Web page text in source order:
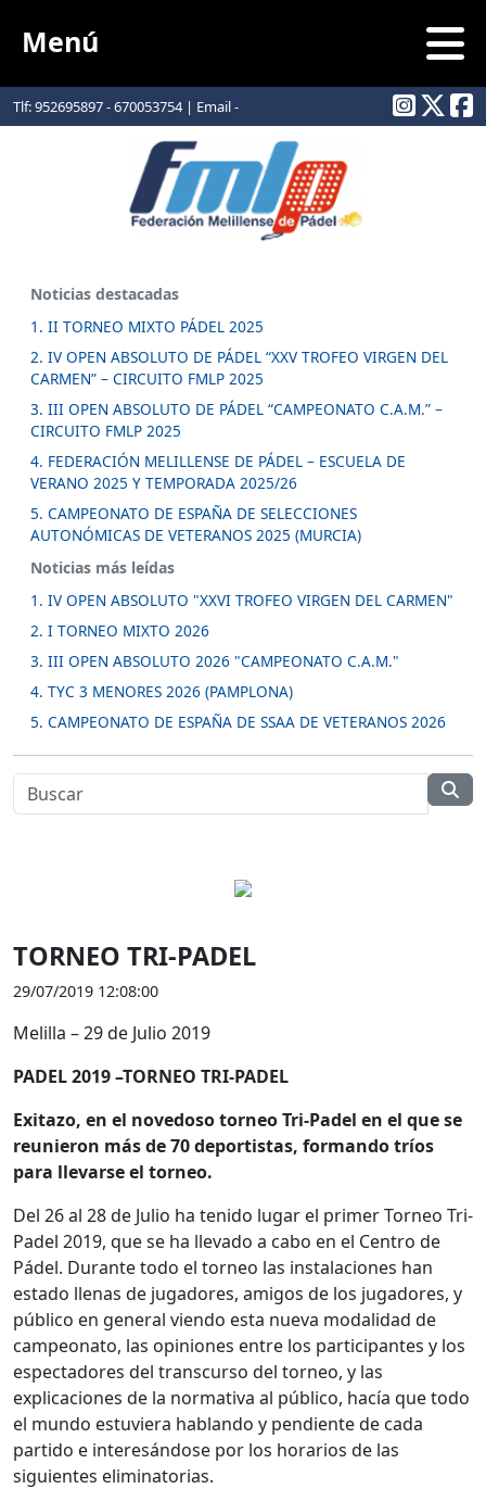
Tlf: 952695897 - 670053754 | Email -
info@padelmelilla.com
Menú
Noticias destacadas
1. II TORNEO MIXTO PÁDEL 2025
2. IV OPEN ABSOLUTO DE PÁDEL “XXV TROFEO VIRGEN DEL
CARMEN” – CIRCUITO FMLP 2025
3. III OPEN ABSOLUTO DE PÁDEL “CAMPEONATO C.A.M.” –
CIRCUITO FMLP 2025
4. FEDERACIÓN MELILLENSE DE PÁDEL – ESCUELA DE
VERANO 2025 Y TEMPORADA 2025/26
5. CAMPEONATO DE ESPAÑA DE SELECCIONES
AUTONÓMICAS DE VETERANOS 2025 (MURCIA)
Noticias más leídas
1. IV OPEN ABSOLUTO "XXVI TROFEO VIRGEN DEL CARMEN"
2. I TORNEO MIXTO 2026
3. III OPEN ABSOLUTO 2026 "CAMPEONATO C.A.M."
4. TYC 3 MENORES 2026 (PAMPLONA)
5. CAMPEONATO DE ESPAÑA DE SSAA DE VETERANOS 2026
TORNEO TRI-PADEL
29/07/2019 12:08:00
Melilla – 29 de Julio 2019
PADEL 2019 –TORNEO TRI-PADEL
Exitazo, en el novedoso torneo Tri-Padel en el que se
reunieron más de 70 deportistas, formando tríos
para llevarse el torneo.
Del 26 al 28 de Julio ha tenido lugar el primer Torneo Tri-
Padel 2019, que se ha llevado a cabo en el Centro de
Pádel. Durante todo el torneo las instalaciones han
estado llenas de jugadores, amigos de los jugadores, y
público en general viendo esta nueva modalidad de
campeonato, las opiniones entre los participantes y los
espectadores del transcurso del torneo, y las
explicaciones de la normativa al público, hacía que todo
el mundo estuviera hablando y pendiente de cada
partido e interesándose por los horarios de las
siguientes eliminatorias.